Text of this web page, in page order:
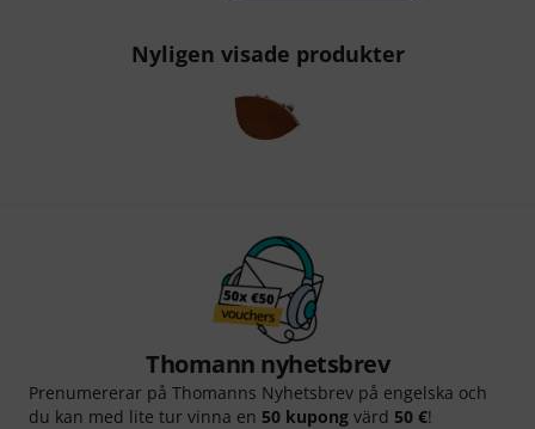
Nyligen visade produkter
Thomann nyhetsbrev
Prenumererar på Thomanns Nyhetsbrev på engelska och
du kan med lite tur vinna en 50 kupong värd 50 €!